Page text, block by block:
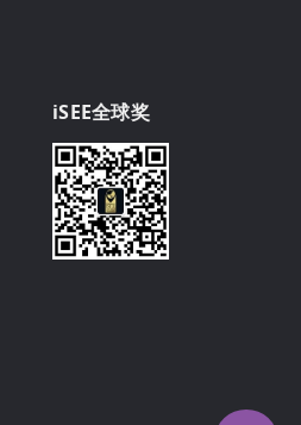
iSEE全球奖